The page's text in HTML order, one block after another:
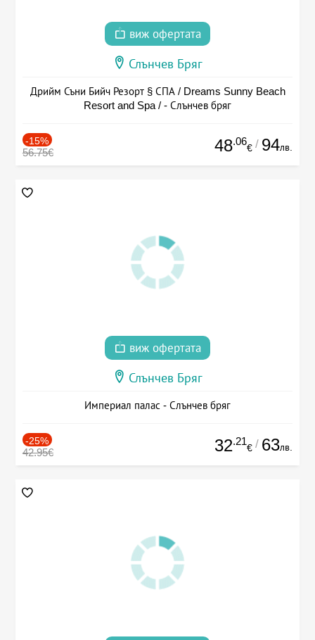
виж офертата
Слънчев Бряг
Дрийм Съни Бийч Резорт § СПА / Dreams Sunny Beach
Resort and Spa / - Слънчев бряг
-15%
56.75€ 48.06
€ / 94лв.
виж офертата
Слънчев Бряг
Империал палас - Слънчев бряг
-25%
42.95€ 32.21
€ / 63лв.